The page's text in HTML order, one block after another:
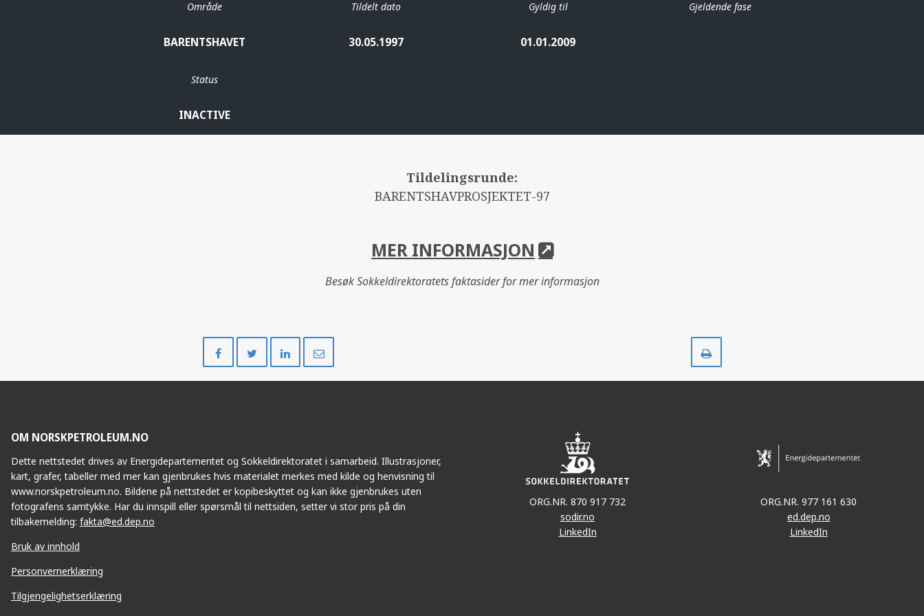
Område
BARENTSHAVET
Tildelt dato
30.05.1997
Gyldig til
01.01.2009
Gjeldende fase
Status
INACTIVE
Tildelingsrunde:
BARENTSHAVPROSJEKTET-97
MER INFORMASJON
Besøk Sokkeldirektoratets faktasider for mer informasjon
på
på
på
OM NORSKPETROLEUM.NO
Dette nettstedet drives av Energidepartementet og Sokkeldirektoratet i samarbeid. Illustrasjoner,
kart, grafer, tabeller med mer kan gjenbrukes hvis materialet merkes med kilde og henvisning til
www.norskpetroleum.no. Bildene på nettstedet er kopibeskyttet og kan ikke gjenbrukes uten
fotografens samtykke. Har du innspill eller spørsmål til nettsiden, setter vi stor pris på din
tilbakemelding: fakta@ed.dep.no
Bruk av innhold
Personvernerklæring
Tilgjengelighetserklæring
ORG.NR. 870 917 732
sodir.no
LinkedIn
ORG.NR. 977 161 630
ed.dep.no
LinkedIn